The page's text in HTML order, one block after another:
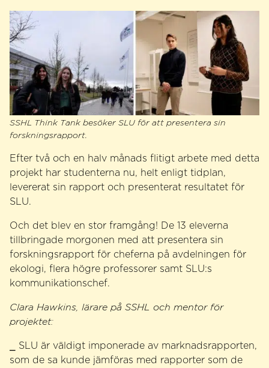
SSHL Think Tank besöker SLU för att presentera sin
forskningsrapport.
Efter två och en halv månads flitigt arbete med detta
projekt har studenterna nu, helt enligt tidplan,
levererat sin rapport och presenterat resultatet för
SLU.
Och det blev en stor framgång! De 13 eleverna
tillbringade morgonen med att presentera sin
forskningsrapport för cheferna på avdelningen för
ekologi, flera högre professorer samt SLU:s
kommunikationschef.
Clara Hawkins, lärare på SSHL och mentor för
projektet:
⎯ SLU är väldigt imponerade av marknadsrapporten,
som de sa kunde jämföras med rapporter som de